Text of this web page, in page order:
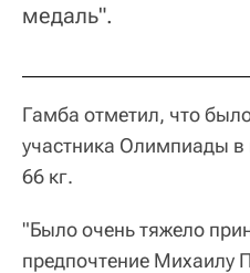
медаль".
Гамба отметил, что
участника Олимпиады в
66 кг.
"Было очень тяжело
предпочтение Михаилу